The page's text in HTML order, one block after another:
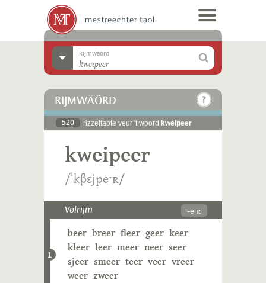
Rijmwäörd
RIJMWÄÖRD
520 rizzeltaote veur 't woord kweipeer
kweipeer
/ˈkβɛjpeˑʀ/
Volrijm -eˑʀ
1
beer breer fleer geer keer
kleer leer meer neer seer
sjeer smeer teer veer vreer
weer zweer